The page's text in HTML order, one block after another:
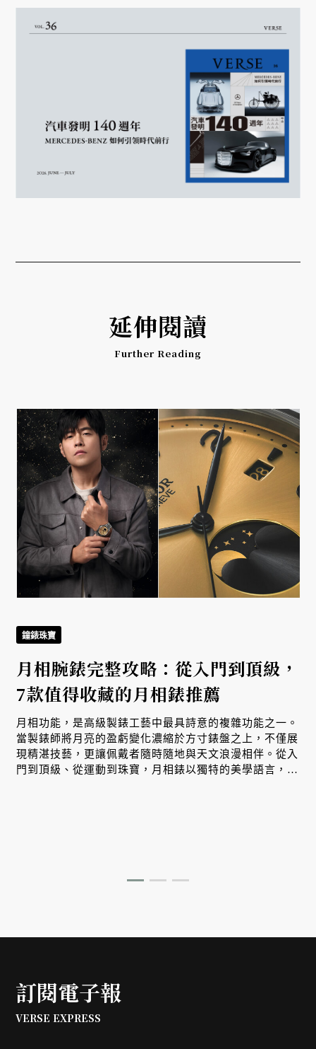
延伸閱讀
Further Reading
鐘錶珠寶
月相腕錶完整攻略：從入門到頂級，
7款值得收藏的月相錶推薦
月相功能，是高級製錶工藝中最具詩意的複雜功能之一。
當製錶師將月亮的盈虧變化濃縮於方寸錶盤之上，不僅展
現精湛技藝，更讓佩戴者隨時隨地與天文浪漫相伴。從入
門到頂級、從運動到珠寶，月相錶以獨特的美學語言，訴
訂閱電子報
VERSE EXPRESS